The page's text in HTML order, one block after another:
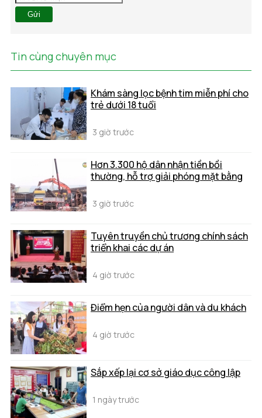
Gửi
Tin cùng chuyên mục
Khám sàng lọc bệnh tim miễn phí cho
trẻ dưới 18 tuổi
3 giờ trước
Hơn 3.300 hộ dân nhận tiền bồi
thường, hỗ trợ giải phóng mặt bằng
3 giờ trước
Tuyên truyền chủ trương chính sách
triển khai các dự án
4 giờ trước
Điểm hẹn của người dân và du khách
4 giờ trước
Sắp xếp lại cơ sở giáo dục công lập
1 ngày trước